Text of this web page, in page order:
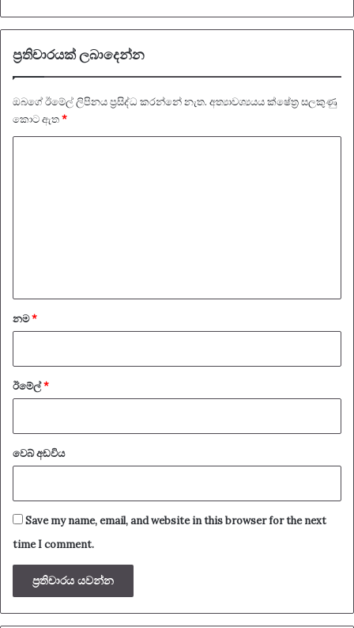
ප්‍රතිචාරයක් ලබාදෙන්න
ඔබගේ ඊමේල් ලිපිනය ප්‍රසිද්ධ කරන්නේ නැත. අත්‍යාවශ්‍යයය ක්ෂේත්‍ර සලකුණු
කොට ඇත*
නම*
ඊමේල්*
වෙබ් අඩවිය
Save my name, email, and website in this browser for the next
time I comment.